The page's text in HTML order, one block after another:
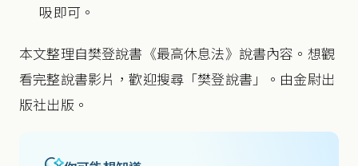
吸即可。
本文整理自樊登說書《最高休息法》說書內容。想觀
看完整說書影片，歡迎搜尋「樊登說書」。由金尉出
版社出版。